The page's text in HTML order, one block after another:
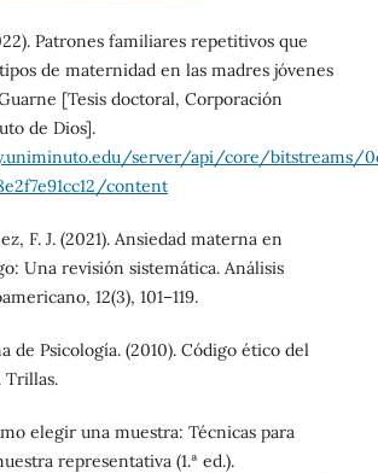
Patrones familiares repetitivos que
de maternidad en las madres jóvenes
[Tesis doctoral, Corporación
de Dios].
server/api/core/bitstreams/
content
F. J. (2021). Ansiedad materna en
Una revisión sistemática. Análisis
12(3), 101–119.
de Psicología. (2010). Código ético del
Trillas.
elegir una muestra: Técnicas para
representativa (1.ª ed.).